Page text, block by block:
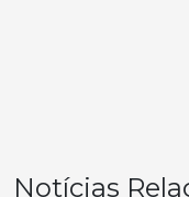
Notícias